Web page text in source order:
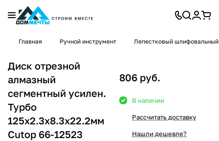
Главная Ручной инструмент Лепестковый шлифовальный
Диск отрезной
алмазный
сегментный усилен.
Турбо
125х2.3х8.3х22.2мм
Cutop 66-12523
806 руб.
В наличии
Рассчитать доставку
Нашли дешевле?